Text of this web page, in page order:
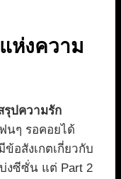
ห่งความ
รุปความรัก
นๆ รอคอยได้
อสังเกตเกี่ยวกับ
บ่งซีซั่น แต่ Part 2